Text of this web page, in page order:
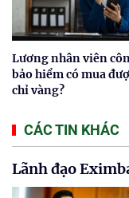
Lương nhân viên
bảo hiểm có mua
chỉ vàng?
CÁC TIN KHÁC
Lãnh đạo